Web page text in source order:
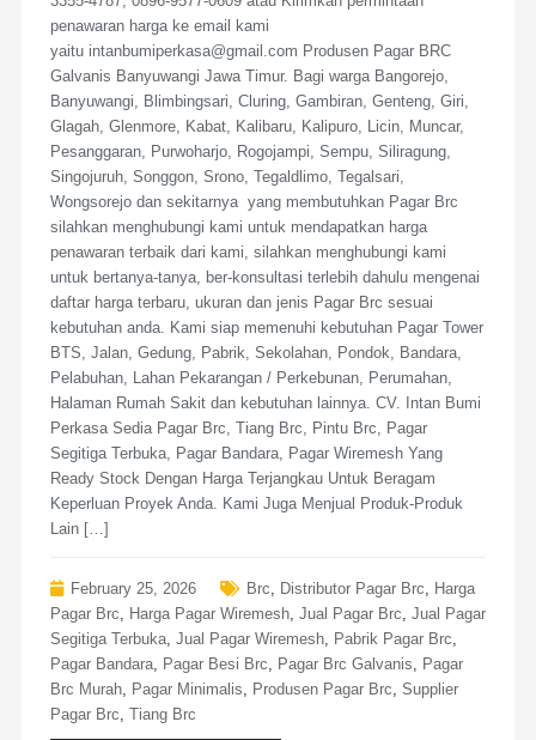
penawaran harga ke email kami
yaitu intanbumiperkasa@gmail.com Produsen Pagar BRC
Galvanis Banyuwangi Jawa Timur. Bagi warga Bangorejo,
Banyuwangi, Blimbingsari, Cluring, Gambiran, Genteng, Giri,
Glagah, Glenmore, Kabat, Kalibaru, Kalipuro, Licin, Muncar,
Pesanggaran, Purwoharjo, Rogojampi, Sempu, Siliragung,
Singojuruh, Songgon, Srono, Tegaldlimo, Tegalsari,
Wongsorejo dan sekitarnya yang membutuhkan Pagar Brc
silahkan menghubungi kami untuk mendapatkan harga
penawaran terbaik dari kami, silahkan menghubungi kami
untuk bertanya-tanya, ber-konsultasi terlebih dahulu mengenai
daftar harga terbaru, ukuran dan jenis Pagar Brc sesuai
kebutuhan anda. Kami siap memenuhi kebutuhan Pagar Tower
BTS, Jalan, Gedung, Pabrik, Sekolahan, Pondok, Bandara,
Pelabuhan, Lahan Pekarangan / Perkebunan, Perumahan,
Halaman Rumah Sakit dan kebutuhan lainnya. CV. Intan Bumi
Perkasa Sedia Pagar Brc, Tiang Brc, Pintu Brc, Pagar
Segitiga Terbuka, Pagar Bandara, Pagar Wiremesh Yang
Ready Stock Dengan Harga Terjangkau Untuk Beragam
Keperluan Proyek Anda. Kami Juga Menjual Produk-Produk
Lain […]
February 25, 2026 Brc Distributor Pagar Brc
Harga
Pagar Brc
Harga Pagar Wiremesh, Jual Pagar Brc Jual Pagar
Segitiga Terbuka, Jual Pagar Wiremesh, Pabrik Pagar Brc
Pagar Bandara, Pagar Besi Brc Pagar Brc Galvanis
Pagar
Brc Murah, Pagar Minimalis Produsen Pagar Brc Supplier
Pagar Brc Tiang Brc